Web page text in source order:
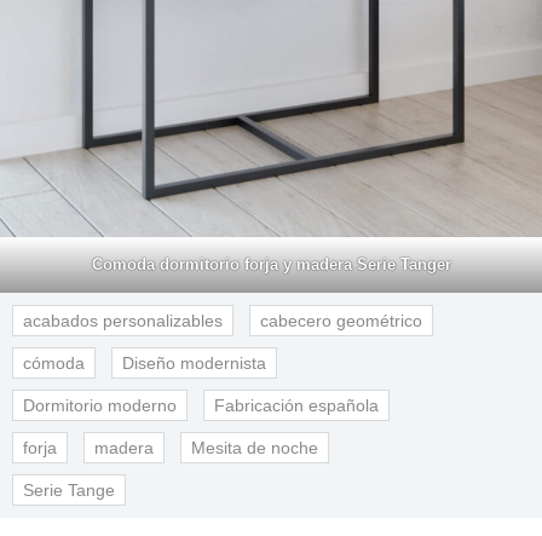
Comoda dormitorio forja y madera Serie Tanger
acabados personalizables cabecero geométrico
cómoda Diseño modernista
Dormitorio moderno Fabricación española
forja madera Mesita de noche
Serie Tange